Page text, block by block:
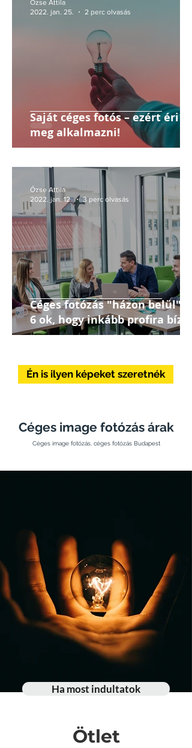
Saját céges fotós – ezért éri
meg alkalmazni!
Őzse Attila
2022. jan. 25.
2 perc olvasás
Céges fotózás "házon belül"? –
6 ok, hogy inkább profira bízd!
Őzse Attila
2022. jan. 12.
3 perc olvasás
Én is ilyen képeket szeretnék
Céges image fotózás árak
Céges image fotózás, céges fotózás Budapest
Ha most indultatok
Ötlet